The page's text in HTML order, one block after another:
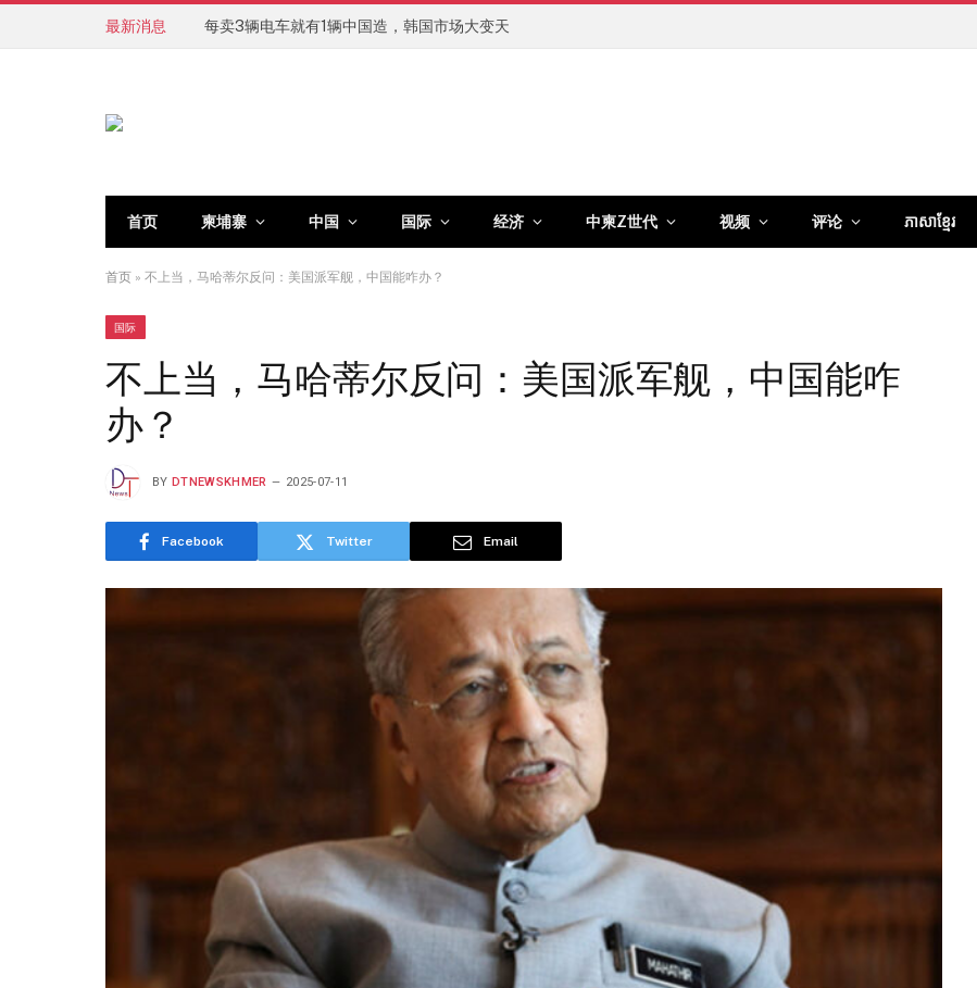
最新消息 每卖3辆电车就有1辆中国造，韩国市场大变天
首页 柬埔寨 中国 国际 经济 中柬Z世代 视频 评论 ភាសាខ្មែរ
首页 » 不上当，马哈蒂尔反问：美国派军舰，中国能咋办？
国际
不上当，马哈蒂尔反问：美国派军舰，中国能咋
办？
BY DTNEWSKHMER 2025-07-11
Facebook Twitter Email